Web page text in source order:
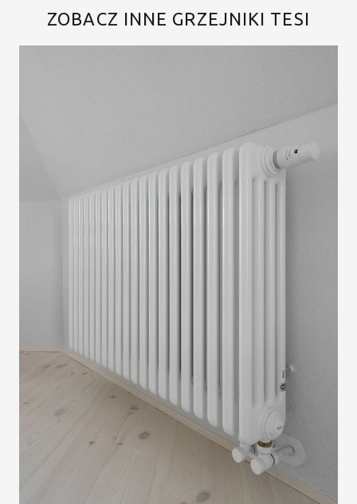
ZOBACZ INNE GRZEJNIKI TESI